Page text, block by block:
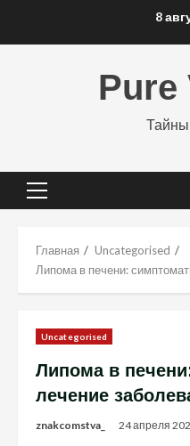
8
Pure
Тайны
Основное
Главная
Uncategorised
Липома в печени:
Uncategorised
Липома в
лечение
znakcomstva_ 24 апреля